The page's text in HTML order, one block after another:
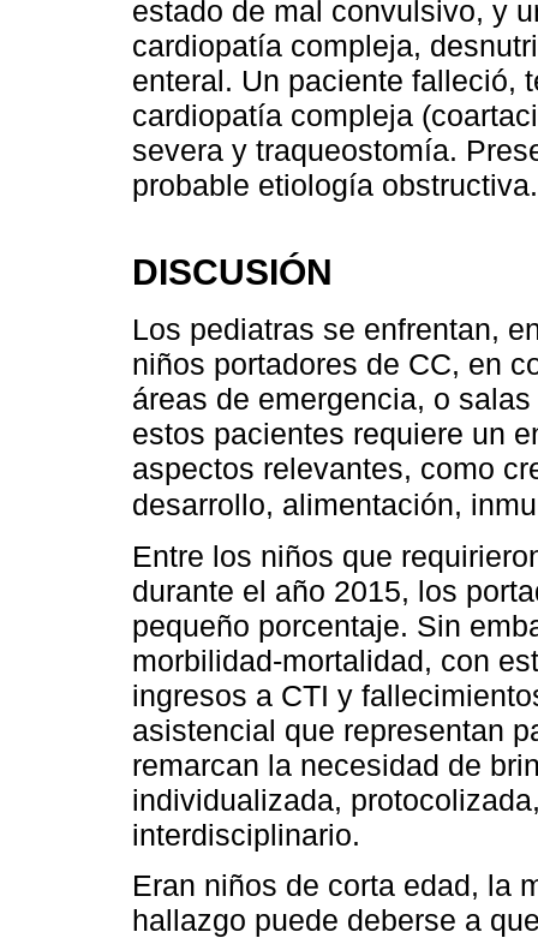
estado de mal convulsivo, y
cardiopatía compleja,
enteral. Un paciente falleció,
cardiopatía compleja
severa y traqueostomía.
probable etiología
DISCUSIÓN
Los pediatras se enfrentan,
niños portadores de CC, en
áreas de emergencia, o
estos pacientes requiere un
aspectos relevantes, como
desarrollo, alimentación,
Entre los niños que
durante el año 2015, los
pequeño porcentaje. Sin
morbilidad-mortalidad, con
ingresos a CTI y
asistencial que representan
remarcan la necesidad de
individualizada,
interdisciplinario.
Eran niños de corta edad, la
hallazgo puede deberse a